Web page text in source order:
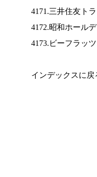
4171.三井住友ト
4172.昭和ホール
4173.ビーフラッ
インデックスに戻